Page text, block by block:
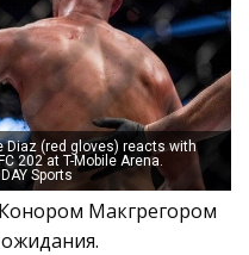
Diaz (red gloves) reacts with
202 at T-Mobile Arena.
Sports
Макгрегором